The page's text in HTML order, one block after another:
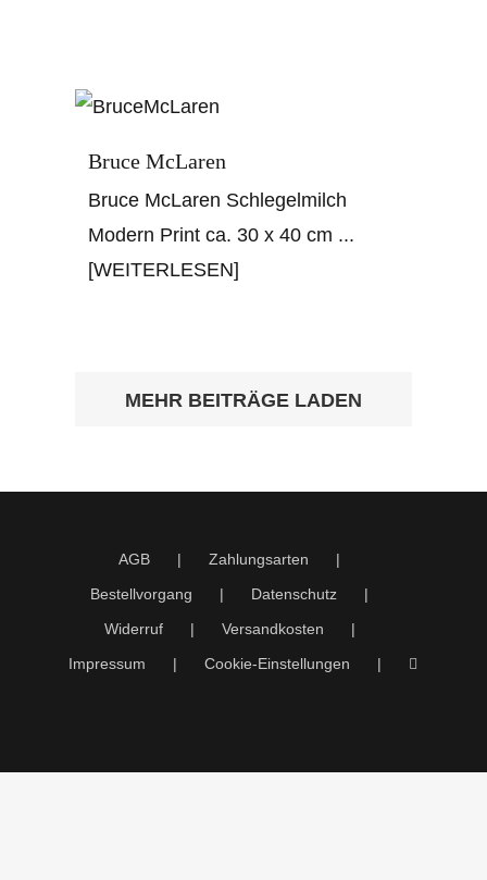
Bruce McLaren
Bruce McLaren Schlegelmilch
Modern Print ca. 30 x 40 cm ...
[WEITERLESEN]
MEHR BEITRÄGE LADEN
AGB
Zahlungsarten
Bestellvorgang
Datenschutz
Widerruf
Versandkosten
Impressum
Cookie-Einstellungen